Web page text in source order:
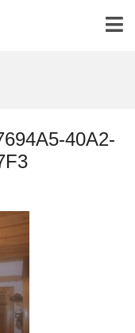
40A2-